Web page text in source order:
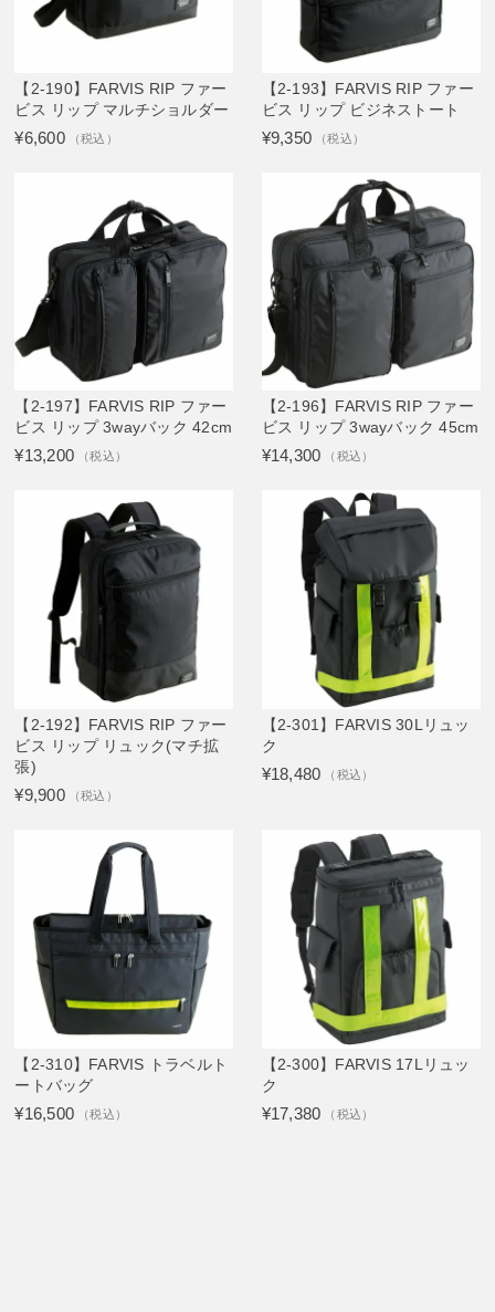
【2-190】FARVIS RIP ファー
ビス リップ マルチショルダー
¥6,600 （税込）
【2-193】FARVIS RIP ファー
ビス リップ ビジネストート
¥9,350 （税込）
【2-197】FARVIS RIP ファー
ビス リップ 3wayバック 42cm
¥13,200 （税込）
【2-196】FARVIS RIP ファー
ビス リップ 3wayバック 45cm
¥14,300 （税込）
【2-192】FARVIS RIP ファー
ビス リップ リュック(マチ拡
張)
¥9,900 （税込）
【2-301】FARVIS 30Lリュッ
ク
¥18,480 （税込）
【2-310】FARVIS トラベルト
ートバッグ
¥16,500 （税込）
【2-300】FARVIS 17Lリュッ
ク
¥17,380 （税込）